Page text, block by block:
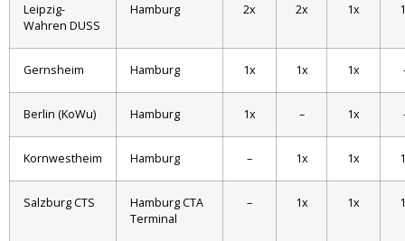
Leipzig-
Wahren DUSS
Hamburg 2x 2x 1x
Gernsheim Hamburg 1x 1x 1x
Berlin (KoWu) Hamburg 1x – 1x
Kornwestheim Hamburg – 1x 1x
Salzburg CTS
Hamburg CTA
Terminal
– 1x 1x